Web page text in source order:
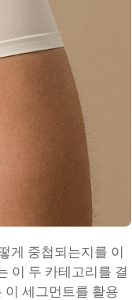
게 중첩되는지를 이
이 두 카테고리를 결
이 세그먼트를 활용